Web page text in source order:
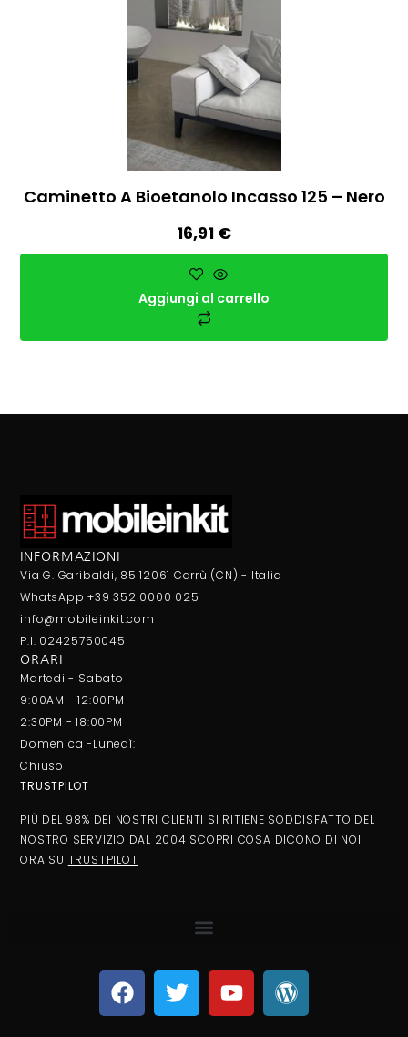
Caminetto A Bioetanolo Incasso 125 – Nero
16,91 €
Aggiungi al carrello
INFORMAZIONI
Via G. Garibaldi, 85 12061 Carrù (CN) - Italia
WhatsApp +39 352 0000 025
info@mobileinkit.com
P.I. 02425750045
ORARI
Martedi - Sabato
9:00AM - 12:00PM
2:30PM - 18:00PM
Domenica -Lunedì:
Chiuso
TRUSTPILOT
PIÙ DEL 98% DEI NOSTRI CLIENTI SI RITIENE SODDISFATTO DEL
NOSTRO SERVIZIO DAL 2004 SCOPRI COSA DICONO DI NOI
ORA SU TRUSTPILOT